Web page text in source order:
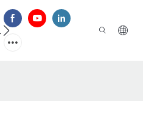
CÂU HỎI THƯỜNG GẶP